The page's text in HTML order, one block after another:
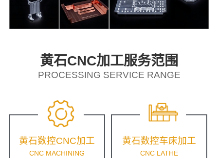
黄石CNC加工服务范围
PROCESSING SERVICE RANGE
黄石数控CNC加工
CNC MACHINING
黄石数控车床加工
CNC LATHE